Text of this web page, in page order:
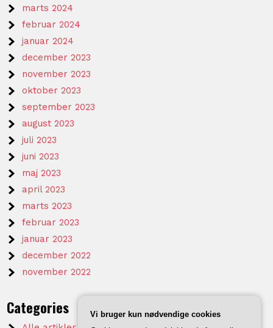
marts 2024
februar 2024
januar 2024
december 2023
november 2023
oktober 2023
september 2023
august 2023
juli 2023
juni 2023
maj 2023
april 2023
marts 2023
februar 2023
januar 2023
december 2022
november 2022
Categories
Vi bruger kun nødvendige cookies